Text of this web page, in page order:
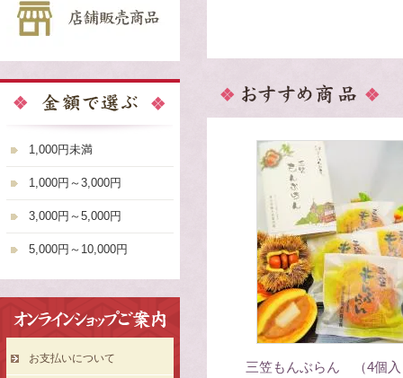
三笠もんぶらん （4個
1,000円未満
1,000円～3,000円
3,000円～5,000円
5,000円～10,000円
お支払いについて